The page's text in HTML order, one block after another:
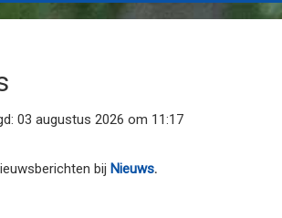
03 augustus 2026 om 11:17
bij Nieuws.